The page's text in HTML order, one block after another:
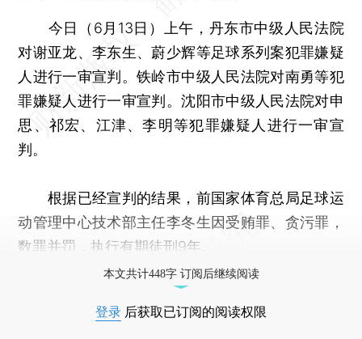
今日（6月13日）上午，丹东市中级人民法院
对谢亚龙、李东生、蔚少辉等足球系列案犯罪嫌疑
人进行一审宣判。铁岭市中级人民法院对南勇等犯
罪嫌疑人进行一审宣判。沈阳市中级人民法院对申
思、祁宏、江津、李明等犯罪嫌疑人进行一审宣
判。
根据已经宣判的结果，前国家体育总局足球运
动管理中心技术部主任李冬生因受贿罪、贪污罪，
数罪并罚，执行有期徒刑9年。
本文共计448字 订阅后继续阅读
登录 后获取已订阅的阅读权限